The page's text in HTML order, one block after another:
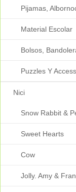
Pijamas,
Material Escolar
Bolsos,
Puzzles Y
Nici
Snow Rabbit &
Sweet Hearts
Cow
Jolly. Amy &